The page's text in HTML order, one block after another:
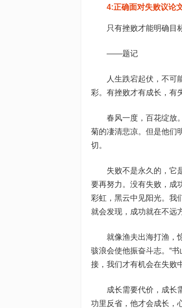
4:正确面对失败议论
只有挫败才能明确目
——题记
人生跌宕起伏，不可
彩。有挫败才有成长，有
春风一度，百花绽放
菊的凄清悲凉。但是他们
切。
失败不是永久的，它
要再努力。没有失败，成
彩虹，黑云中见阳光。我
就会发现，成功就在不远
就像渔夫出海打渔，
骇浪会使他振奋斗志。“
接，我们才有机会在失败
成长需要代价，成长
功里反省，他才会成长，